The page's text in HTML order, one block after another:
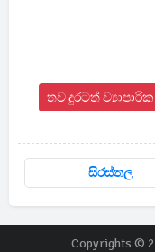
තව දුරටත්
සිරස්තල
Copyrights ©